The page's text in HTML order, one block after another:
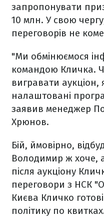
запропонувати
10 млн. У свою
переговорів не
"Ми обмінюємося
командою Кличка.
вигравати аукціон,
налаштовані
заявив менеджер
Хрюнов.
Бій, ймовірно,
Володимир ж хоче,
після аукціону
переговори з НСК
Києва Кличко
політику по